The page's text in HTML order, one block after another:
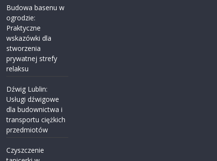
Budowa basenu w
ogrodzie:
Praktyczne
wskazówki dla
stworzenia
prywatnej strefy
relaksu
Dźwig Lublin:
Usługi dźwigowe
dla budownictwa i
transportu ciężkich
przedmiotów
Czyszczenie